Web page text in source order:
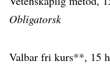
Obligatorsk
Valbar fri kurs**, 15